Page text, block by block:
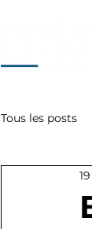
Tous les posts
La Minute